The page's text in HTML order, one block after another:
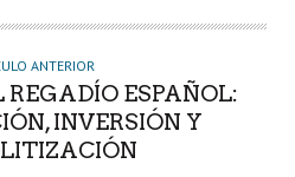
ANTERIOR
REGADÍO ESPAÑOL:
INVERSIÓN Y